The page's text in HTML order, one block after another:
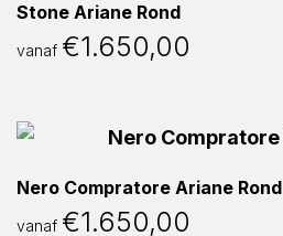
Stone Ariane Rond
vanaf €1.650,00
Nero Compratore Ariane Rond
vanaf €1.650,00